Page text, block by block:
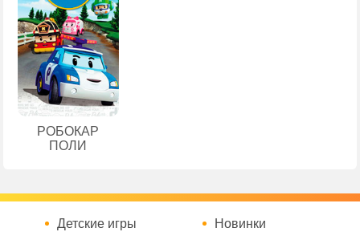
РОБОКАР
ПОЛИ
Детские игры
Новинки